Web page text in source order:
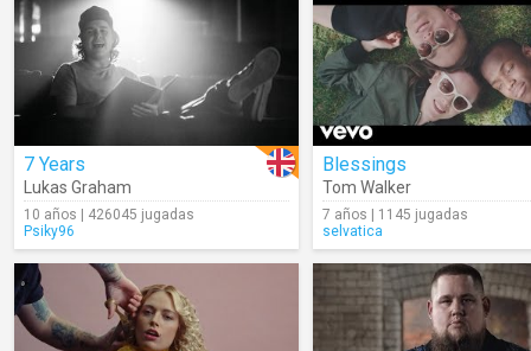
7 Years
Lukas Graham
10 años | 426045 jugadas
Psiky96
Blessings
Tom Walker
7 años | 1145 jugadas
selvatica